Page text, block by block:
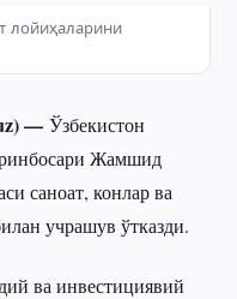
лойиҳаларини
—Ўзбекистон
Жамшид
саноат, конлар ва
учрашув ўтказди.
ва инвестициявий